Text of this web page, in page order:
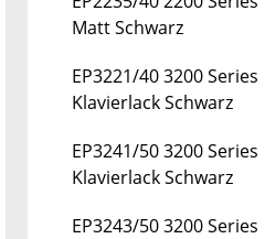
Matt Schwarz
EP3221/40 3200 Series
Klavierlack Schwarz
EP3241/50 3200 Series
Klavierlack Schwarz
EP3243/50 3200 Series